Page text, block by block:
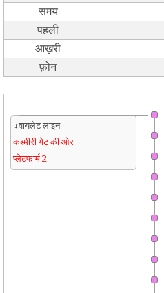
समय
पहली
आख़री
फ़ोन
↓वायलेट लाइन
कश्मीरी गेट की ओर
प्लेटफार्म 2